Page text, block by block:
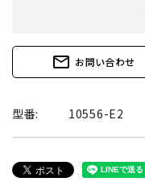
mail_outline お問い合わせ
型番: 10556-E2